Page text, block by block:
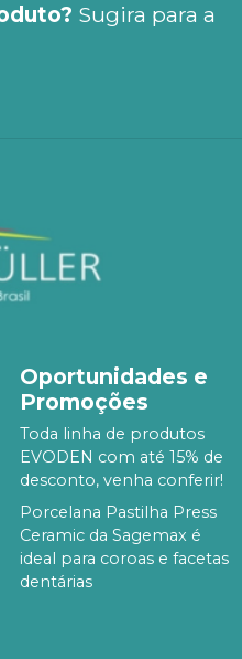
Sugira para a
Oportunidades e
Promoções
Toda linha de produtos
EVODEN com até 15% de
desconto, venha conferir!
Porcelana Pastilha Press
Ceramic da Sagemax é
ideal para coroas e facetas
dentárias